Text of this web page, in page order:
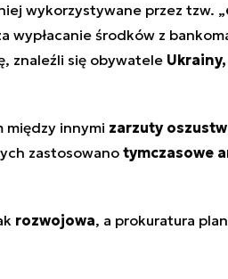
wykorzystywane przez tzw. „
wypłacanie środków z
znaleźli się obywatele
między innymi zarzuty
zastosowano tymczasowe
rozwojowa, a prokuratura